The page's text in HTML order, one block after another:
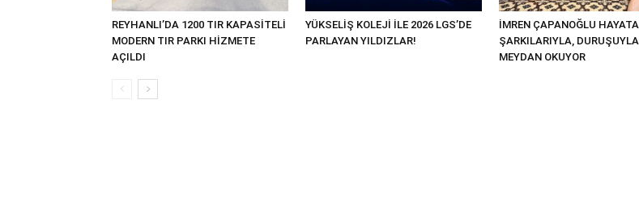
REYHANLI’DA 1200 TIR KAPASİTELİ
MODERN TIR PARKI HİZMETE
AÇILDI
YÜKSELİŞ KOLEJİ İLE 2026 LGS’DE
PARLAYAN YILDIZLAR!
İMREN ÇAPANOĞLU HAYATA
ŞARKILARIYLA, DURUŞUYLA
MEYDAN OKUYOR